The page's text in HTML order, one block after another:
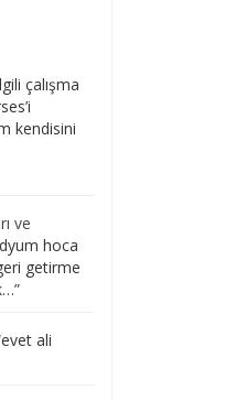
çalışma
kendisini
ve
hoca
getirme
”
evet ali